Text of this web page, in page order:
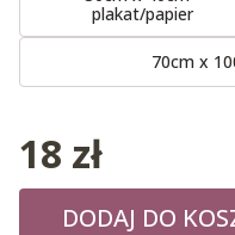
plakat/papier
70cm x
18 zł
DODAJ DO